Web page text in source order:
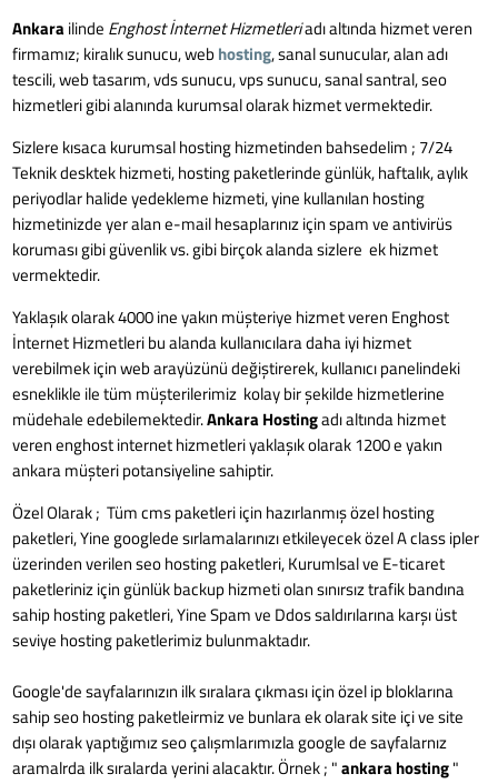
Ankarailinde Enghost İnternet Hizmetleriadı altında hizmet veren
firmamız; kiralık sunucu, webhosting, sanal sunucular, alan adı
tescili, web tasarım, vds sunucu, vps sunucu, sanal santral, seo
hizmetleri gibi alanında kurumsal olarak hizmet vermektedir.
Sizlere kısaca kurumsal hosting hizmetinden bahsedelim ; 7/24
Teknik desktek hizmeti, hosting paketlerinde günlük, haftalık, aylık
periyodlar halide yedekleme hizmeti, yine kullanılan hosting
hizmetinizde yer alan e-mail hesaplarınız için spam ve antivirüs
koruması gibi güvenlik vs. gibi birçok alanda sizlere ek hizmet
vermektedir.
Yaklaşık olarak 4000 ine yakın müşteriye hizmet veren Enghost
İnternet Hizmetleri bu alanda kullanıcılara daha iyi hizmet
verebilmek için web arayüzünü değiştirerek, kullanıcı panelindeki
esneklikle ile tüm müşterilerimiz kolay bir şekilde hizmetlerine
müdehale edebilemektedir.Ankara Hostingadı altında hizmet
veren enghost internet hizmetleri yaklaşık olarak 1200 e yakın
ankara müşteri potansiyeline sahiptir.
Özel Olarak ; Tüm cms paketleri için hazırlanmış özel hosting
paketleri, Yine googlede sırlamalarınızı etkileyecek özel A class ipler
üzerinden verilen seo hosting paketleri, Kurumlsal ve E-ticaret
paketleriniz için günlük backup hizmeti olan sınırsız trafik bandına
sahip hosting paketleri, Yine Spam ve Ddos saldırılarına karşı üst
seviye hosting paketlerimiz bulunmaktadır.
Google'de sayfalarınızın ilk sıralara çıkması için özel ip bloklarına
sahip seo hosting paketleirmiz ve bunlara ek olarak site içi ve site
dışı olarak yaptığımız seo çalışmlarımızla google de sayfalarnız
aramalrda ilk sıralarda yerini alacaktır. Örnek ; "ankara hosting"